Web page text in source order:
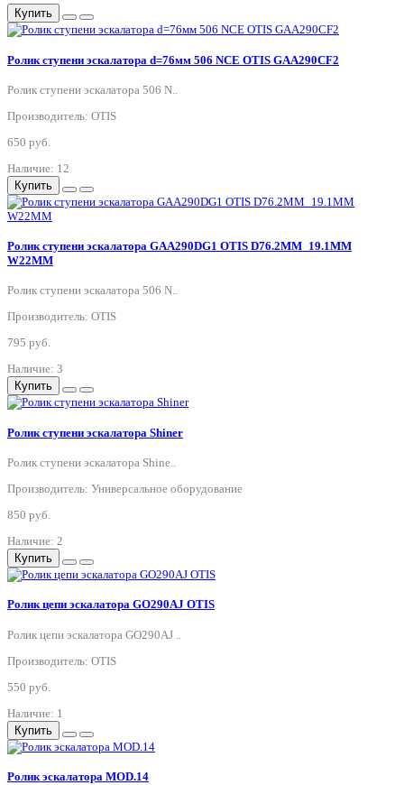
Купить
Ролик ступени эскалатора d=76мм 506 NCE OTIS GAA290CF2
Ролик ступени эскалатора 506 N..
Производитель: OTIS
650 руб.
Наличие: 12
Купить
Ролик ступени эскалатора GAA290DG1 OTIS D76.2MM_19.1MM
W22MM
Ролик ступени эскалатора 506 N..
Производитель: OTIS
795 руб.
Наличие: 3
Купить
Ролик ступени эскалатора Shiner
Ролик ступени эскалатора Shine..
Производитель: Универсальное оборудование
850 руб.
Наличие: 2
Купить
Ролик цепи эскалатора GO290AJ OTIS
Ролик цепи эскалатора GO290AJ ..
Производитель: OTIS
550 руб.
Наличие: 1
Купить
Ролик эскалатора MOD.14